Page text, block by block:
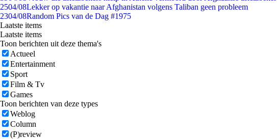
2504/08Lekker op vakantie naar Afghanistan volgens Taliban geen probleem
2304/08Random Pics van de Dag #1975
Laatste items
Laatste items
Toon berichten uit deze thema's
Actueel
Entertainment
Sport
Film & Tv
Games
Toon berichten van deze types
Weblog
Column
(P)review